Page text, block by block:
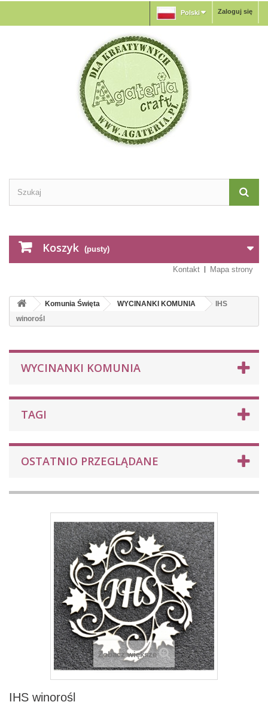
Zaloguj się
Polski
Koszyk (pusty)
Kontakt Mapa strony
Komunia Święta WYCINANKI KOMUNIA
IHS
winorośl
WYCINANKI KOMUNIA
TAGI
OSTATNIO PRZEGLĄDANE
Zobacz większe
IHS winorośl